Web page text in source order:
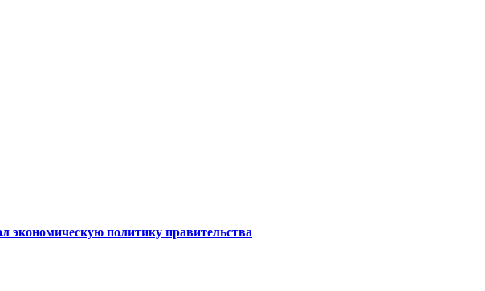
экономическую политику правительства